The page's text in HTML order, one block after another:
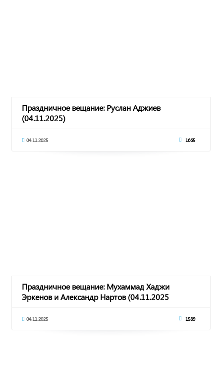
Праздничное вещание: Руслан Аджиев
(04.11.2025)
04.11.2025 1665
Праздничное вещание: Мухаммад Хаджи
Эркенов и Александр Нартов (04.11.2025
04.11.2025 1589